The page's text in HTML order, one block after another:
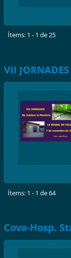
Ítems: 1 - 1 de 25
VII
Ítems: 1 - 1 de 64
Cova-Hosp.